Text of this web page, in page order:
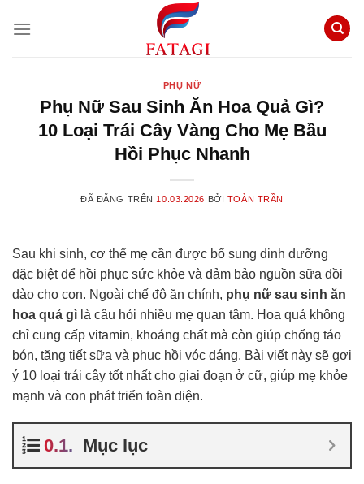
đến
PHỤ NỮ
Phụ Nữ Sau Sinh Ăn Hoa Quả Gì?
10 Loại Trái Cây Vàng Cho Mẹ Bầu
Hồi Phục Nhanh
ĐÃ ĐĂNG TRÊN 10.03.2026 BỞI TOÀN TRẦN
Sau khi sinh, cơ thể mẹ cần được bổ sung dinh dưỡng
đặc biệt để hồi phục sức khỏe và đảm bảo nguồn sữa dồi
dào cho con. Ngoài chế độ ăn chính, phụ nữ sau sinh ăn
hoa quả gì là câu hỏi nhiều mẹ quan tâm. Hoa quả không
chỉ cung cấp vitamin, khoáng chất mà còn giúp chống táo
bón, tăng tiết sữa và phục hồi vóc dáng. Bài viết này sẽ gợi
ý 10 loại trái cây tốt nhất cho giai đoạn ở cữ, giúp mẹ khỏe
mạnh và con phát triển toàn diện.
Mục lục